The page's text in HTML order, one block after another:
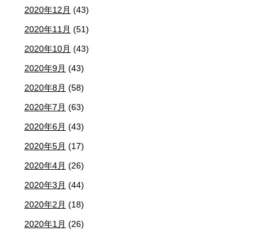
2020年12月 (43)
2020年11月 (51)
2020年10月 (43)
2020年9月 (43)
2020年8月 (58)
2020年7月 (63)
2020年6月 (43)
2020年5月 (17)
2020年4月 (26)
2020年3月 (44)
2020年2月 (18)
2020年1月 (26)